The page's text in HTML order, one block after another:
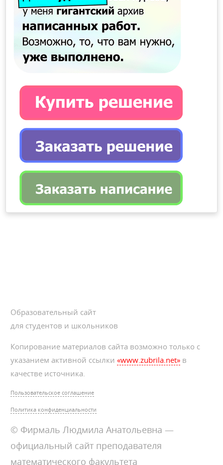
Образовательный сайт
для студентов и школьников
Копирование материалов сайта возможно только с
указанием активной ссылки«www.zubrila.net» в
качестве источника.
Пользовательское соглашение
Политика конфиденциальности
© Фирмаль Людмила Анатольевна —
официальный сайт преподавателя
математического факультета